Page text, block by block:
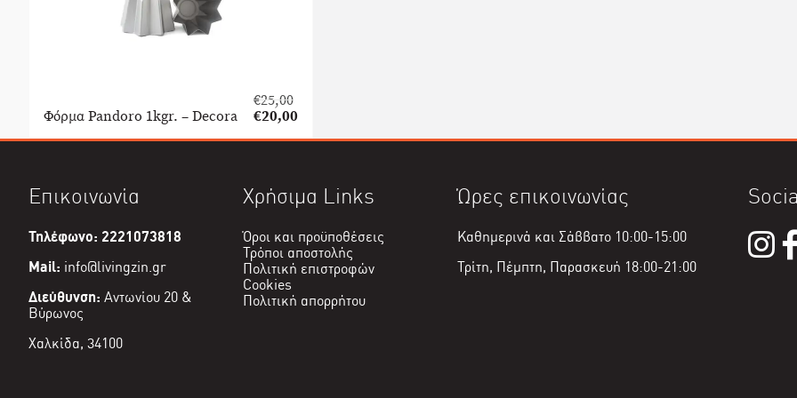
Φόρμα Pandoro 1kgr. – Decora
€25,00
Original
was:
€20,00
τρέχουσα
€20,00.
Επικοινωνία
Τηλέφωνο: 2221073818
Mail: info@livingzin.gr
Διεύθυνση: Αντωνίου 20 &
Βύρωνος
Χαλκίδα, 34100
Χρήσιμα Links
Όροι και προϋποθέσεις
Τρόποι αποστολής
Πολιτική επιστροφών
Cookies
Πολιτική απορρήτου
Ώρες επικοινωνίας
Καθημερινά και Σάββατο 10:00-15:00
Τρίτη, Πέμπτη, Παρασκευή 18:00-21:00